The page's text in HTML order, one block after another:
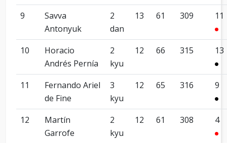
9
Savva
Antonyuk
2
dan
13 61 309 11
10
Horacio
Andrés Pernía
2
kyu
12 66 315 13
11
Fernando Ariel
de Fine
3
kyu
12 65 316 9
12
Martín
Garrofe
2
kyu
12 61 308 4